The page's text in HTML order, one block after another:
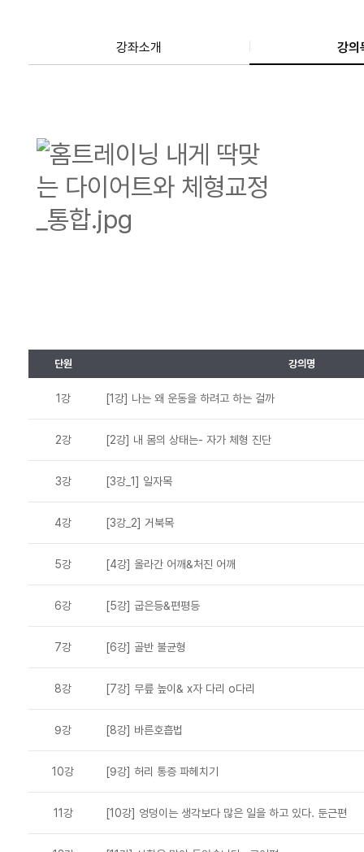
강좌소개 강의
단원 강의명
1강 [1강] 나는 왜 운동을 하려고 하는 걸까
2강 [2강] 내 몸의 상태는- 자가 체형 진단
3강 [3강_1] 일자목
4강 [3강_2] 거북목
5강 [4강] 올라간 어깨&처진 어깨
6강 [5강] 굽은등&편평등
7강 [6강] 골반 불균형
8강 [7강] 무릎 높이& x자 다리 o다리
9강 [8강] 바른호흡법
10강 [9강] 허리 통증 파헤치기
11강 [10강] 엉덩이는 생각보다 많은 일을 하고 있다. 둔근편